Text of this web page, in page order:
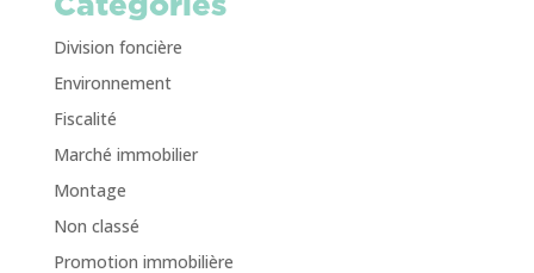
Division foncière
Environnement
Fiscalité
Marché immobilier
Montage
Non classé
Promotion immobilière